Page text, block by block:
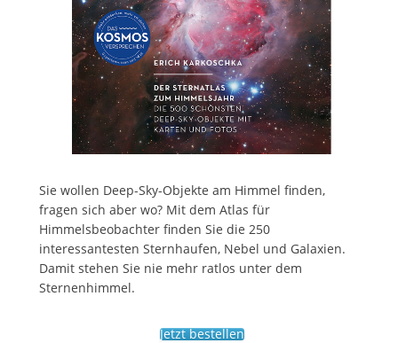
Sie wollen Deep-Sky-Objekte am Himmel finden,
fragen sich aber wo? Mit dem Atlas für
Himmelsbeobachter finden Sie die 250
interessantesten Sternhaufen, Nebel und Galaxien.
Damit stehen Sie nie mehr ratlos unter dem
Sternenhimmel.
Jetzt bestellen